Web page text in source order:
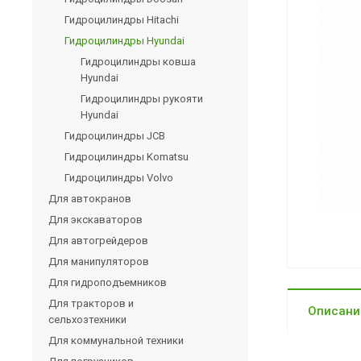
Гидроцилиндры Hitachi
Гидроцилиндры Hyundai
Гидроцилиндры ковша
Hyundai
Гидроцилиндры рукояти
Hyundai
Гидроцилиндры JCB
Гидроцилиндры Komatsu
Гидроцилиндры Volvo
Для автокранов
Для экскаваторов
Для автогрейдеров
Для манипуляторов
Для гидроподъемников
Для тракторов и
сельхозтехники
Для коммунальной техники